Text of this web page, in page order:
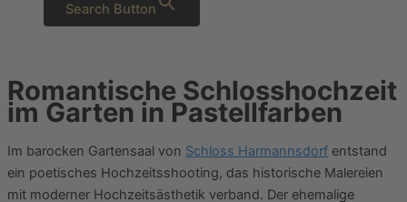
Search Button
Romantische Schlosshochzeit
im Garten in Pastellfarben
Im barocken Gartensaal von Schloss Harmannsdorf entstand
ein poetisches Hochzeitsshooting, das historische Malereien
mit moderner Hochzeitsästhetik verband. Der ehemalige